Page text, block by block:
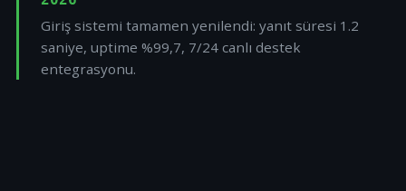
Giriş sistemi tamamen yenilendi: yanıt süresi 1.2
saniye, uptime %99,7, 7/24 canlı destek
entegrasyonu.